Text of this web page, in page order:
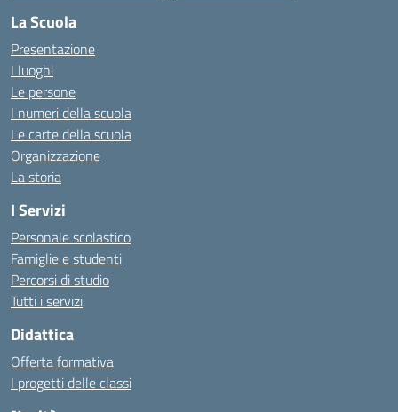
La Scuola
Presentazione
I luoghi
Le persone
I numeri della scuola
Le carte della scuola
Organizzazione
La storia
I Servizi
Personale scolastico
Famiglie e studenti
Percorsi di studio
Tutti i servizi
Didattica
Offerta formativa
I progetti delle classi